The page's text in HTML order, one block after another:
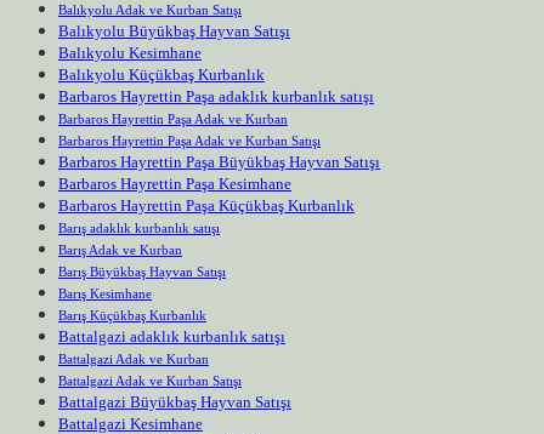
Balıkyolu Adak ve Kurban Satışı
Balıkyolu Büyükbaş Hayvan Satışı
Balıkyolu Kesimhane
Balıkyolu Küçükbaş Kurbanlık
Barbaros Hayrettin Paşa adaklık kurbanlık satışı
Barbaros Hayrettin Paşa Adak ve Kurban
Barbaros Hayrettin Paşa Adak ve Kurban Satışı
Barbaros Hayrettin Paşa Büyükbaş Hayvan Satışı
Barbaros Hayrettin Paşa Kesimhane
Barbaros Hayrettin Paşa Küçükbaş Kurbanlık
Barış adaklık kurbanlık satışı
Barış Adak ve Kurban
Barış Büyükbaş Hayvan Satışı
Barış Kesimhane
Barış Küçükbaş Kurbanlık
Battalgazi adaklık kurbanlık satışı
Battalgazi Adak ve Kurban
Battalgazi Adak ve Kurban Satışı
Battalgazi Büyükbaş Hayvan Satışı
Battalgazi Kesimhane